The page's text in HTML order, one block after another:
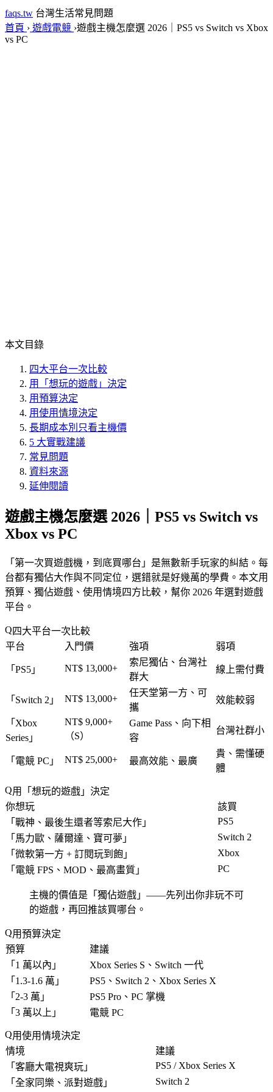
faqs.tw 台灣生活常見問題
首頁 › 遊戲電競 ›遊戲主機怎麼選 2026｜PS5 vs Switch vs Xbox
vs PC
本文目錄
四大平台一次比較
用「想玩的遊戲」決定
用預算決定
用使用情境決定
長期成本別只看主機價
5 大實戰建議
常見問題
資料來源
延伸閱讀
遊戲主機怎麼選 2026｜PS5 vs Switch vs
Xbox vs PC
「 第一次買遊戲機，到底買哪台 」是無數新手玩家的糾結。每
台都有獨佔大作與不同定位，選錯就是好幾萬的學費。本文用
預算、獨佔遊戲、使用情境四方比較，幫你 2026 年選對遊戲
平台。
四大平台一次比較
平台
入門價 強項 弱項
「 PS5 」 NT$ 13,000+
索尼獨佔、台灣社
群大
線上需付費
「 Switch 2 」 NT$ 13,000+
任天堂第一方、可
攜
效能較弱
「 Xbox
Series 」
NT$ 9,000+
（S）
Game Pass、向下相
容
台灣社群小
「 電競 PC 」 NT$ 25,000+ 最高效能、最廣
貴、需懂硬
體
用「想玩的遊戲」決定
你想玩
該買
「 戰神、最後生還者等索尼大作 」
PS5
「 馬力歐、薩爾達、寶可夢 」
Switch 2
「 微軟第一方 + 訂閱玩到飽 」
Xbox
「 電競 FPS、MOD、最高畫質 」 PC
主機的價值是「 獨佔遊戲 」——先列出你非玩不可
的遊戲，再回推該買哪台。
用預算決定
預算
建議
「 1 萬以內 」
Xbox Series S、Switch 一代
「 1.3-1.6 萬 」
PS5、Switch 2、Xbox Series X
「 2-3 萬 」
PS5 Pro、PC 掌機
「 3 萬以上 」 電競 PC
用使用情境決定
情境
建議
「 客廳大電視爽玩 」
PS5 / Xbox Series X
「 全家同樂、派對遊戲 」 Switch 2